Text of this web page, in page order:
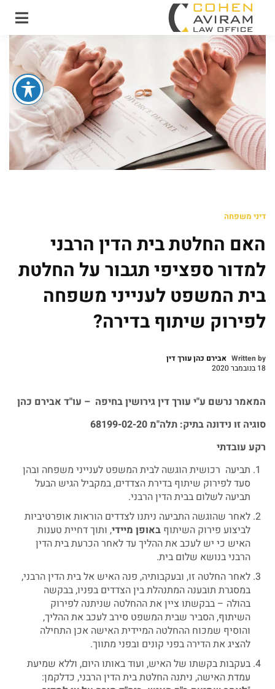
משרד עו"ד מקרקעין
דיני משפחה
האם החלטת בית הדין הרבני
למדור ספציפי תגבור על החלטת
בית המשפט לענייני משפחה
לפירוק שיתוף בדירה?
Written by אבירם כהן עורך דין
18 בנובמבר 2020
המאמר נרשם ע"י עורךדיןגירושיןבחיפה – עו"ד אבירם כהן
סוגיה זו נידונה בתיק: תלה"מ
רקע עובדתי
תביעה רכושית הוגשה לבית המשפט לענייני משפחה ובהן
סעד לפירוק שיתוף בדירת הצדדים, במקביל הגיש הבעל
תביעה לשלום בבית הדין הרבני.
לאחר שהוגשה התביעה ניתנו לצדדים הוראות אופרטיביות
לביצוע פירוק השיתוף באופן מיידי, ותוך דחיית טענות
האיש כי יש לעכב את ההליך עד לאחר הכרעת בית הדין
הרבני בנושא שלום בית.
לאחר החלטה זו, ובעקבותיה, פנה האיש אל בית הדין הרבני,
במסגרת תובענה המתנהלת בין הצדדים בפניו, בבקשה
בהולה – בבקשתו ציין את ההחלטה שניתנה לפירוק
השיתוף, הסביר שבית המשפט סירב לעכב את ההליך,
והוסיף שמכוח ההחלטה המיידית האישה אכן התחילה
להציג את הדירה בפני קונים ובפני מתווך.
בעקבות בקשתו של האיש, ועוד באותו היום, וללא שמיעת
עמדת האישה, ניתנה החלטת בית הדין הרבני, כדלקמן: